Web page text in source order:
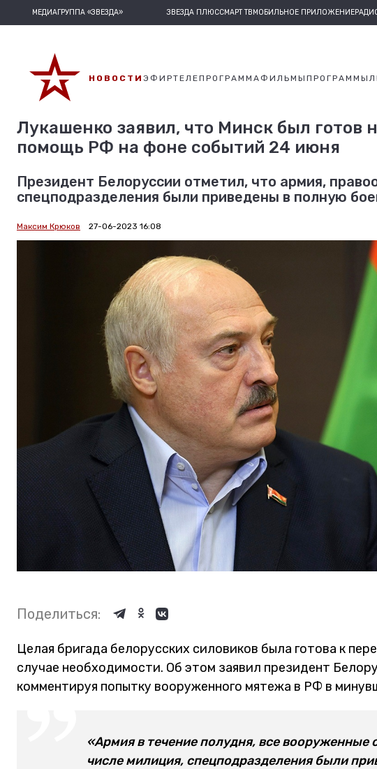
МЕДИАГРУППА «ЗВЕЗДА» ЗВЕЗДА ПЛЮССМАРТ ТВМОБИЛЬНОЕ ПРИЛОЖЕНИЕ
НОВОСТИ ЭФИРТЕЛЕПРОГРАММАФИЛЬМЫ ПРОГРАММЫ
Лукашенко заявил, что Минск был готов
помощь РФ на фоне событий 24 июня
Президент Белоруссии отметил, что армия,
спецподразделения были приведены в полную
Максим Крюков 27-06-2023 16:08
Поделиться:
Целая бригада белорусских силовиков была готова к
случае необходимости. Об этом заявил президент
комментируя попытку вооруженного мятежа в РФ в
«Армия в течение полудня, все вооруженные
числе милиция, спецподразделения были